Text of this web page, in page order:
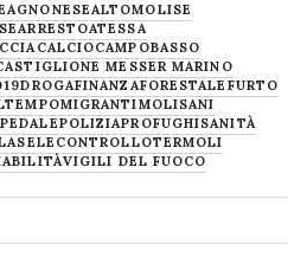
AGNONESEALTOMOLISE
ARRESTOATESSA
CALCIOCAMPOBASSO
MESSER MARINO
DROGAFINANZAFORESTALE FURTO
MIGRANTIMOLISANI
POLIZIAPROFUGHISANITÀ
SELECONTROLLOTERMOLI
VIGILI DEL FUOCO